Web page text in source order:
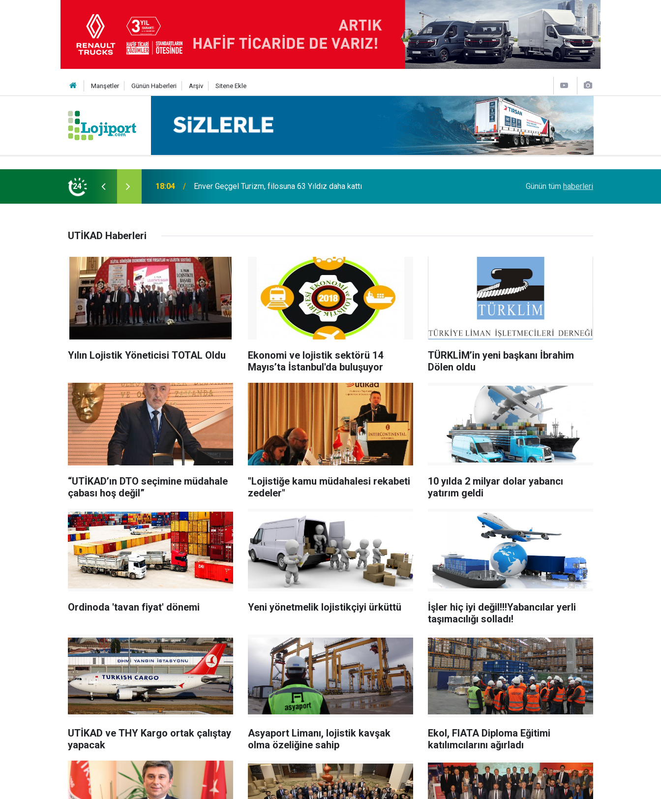
Manşetler Günün Haberleri Arşiv Sitene Ekle
24
4 tanker gemi siparişi 18:04 Enver Geçgel Turizm, filosuna 63 Yıldız daha kattı Lojistik sektörünün acı kaybı; Cihan Yıldıran
Günün tüm haberleri
UTİKAD Haberleri
Yılın Lojistik Yöneticisi TOTAL Oldu
Ekonomi ve lojistik sektörü 14
Mayıs’ta İstanbul'da buluşuyor
TÜRKLİM’in yeni başkanı İbrahim
Dölen oldu
“UTİKAD’ın DTO seçimine müdahale
çabası hoş değil”
"Lojistiğe kamu müdahalesi rekabeti
zedeler"
10 yılda 2 milyar dolar yabancı
yatırım geldi
Ordinoda 'tavan fiyat' dönemi Yeni yönetmelik lojistikçiyi ürküttü
İşler hiç iyi değil!!!Yabancılar yerli
taşımacılığı solladı!
UTİKAD ve THY Kargo ortak çalıştay
yapacak
Asyaport Limanı, lojistik kavşak
olma özeliğine sahip
Ekol, FIATA Diploma Eğitimi
katılımcılarını ağırladı